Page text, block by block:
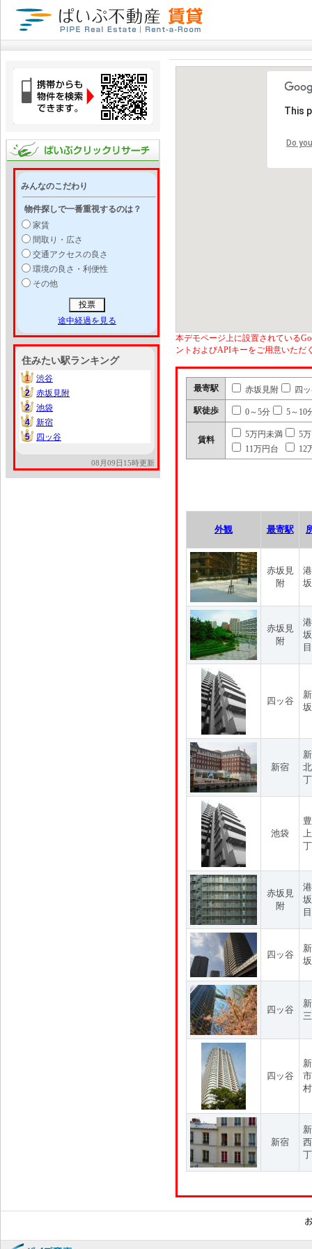
みんなのこだわり
物件探しで一番重視するのは？
家賃
間取り・広さ
交通アクセスの良さ
環境の良さ・利便性
その他
途中経過を見る
住みたい駅ランキング
1
1
渋谷
2
2
赤坂見附
2
2
池袋
4
4
新宿
5
5 四ッ谷
08月09日15時更新
This
Do
本デモページ上に設置されている
ントおよびAPIキーをご用意いただ
最寄駅 赤坂見附 四
駅徒歩 0～5分 5～10
賃料
5万円未満
5
11万円台
12
外観 最寄駅
赤坂見
附
赤坂見
附
目
四ッ谷
新宿
池袋
赤坂見
附
目
四ッ谷
四ッ谷
四ッ谷
新宿